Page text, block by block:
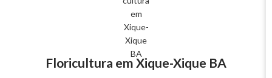
Floricultura em Xique-Xique BA